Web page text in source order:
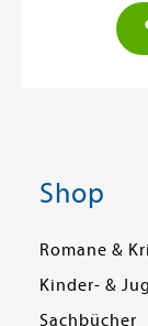
Shop
Romane &
Kinder- &
Sachbücher